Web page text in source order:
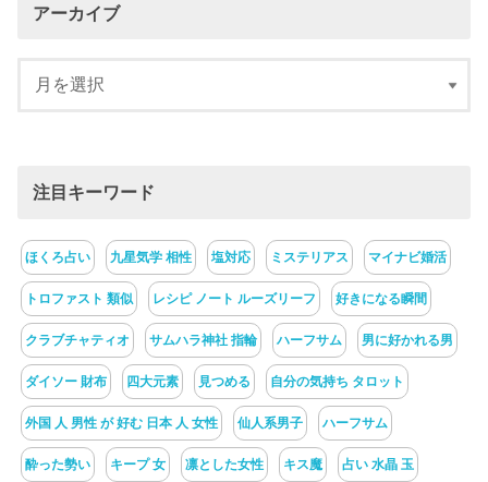
アーカイブ
注目キーワード
ほくろ占い 九星気学 相性 塩対応 ミステリアス マイナビ婚活
トロファスト 類似 レシピ ノート ルーズリーフ 好きになる瞬間
クラブチャティオ サムハラ神社 指輪 ハーフサム 男に好かれる男
ダイソー 財布 四大元素 見つめる 自分の気持ち タロット
外国 人 男性 が 好む 日本 人 女性 仙人系男子 ハーフサム
酔った勢い キープ 女 凛とした女性 キス魔 占い 水晶 玉